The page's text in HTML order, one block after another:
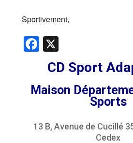
Sportivement,
Facebook
X
CD Sport
Maison
Sports
13 B, Avenue de Cucillé
Cedex